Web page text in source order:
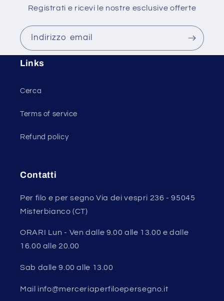
Registrati e ricevi le nostre esclusive offerte
Indirizzo email
Links
Cerca
Terms of service
Refund policy
Contatti
Per filo e per segno Via dei vespri 236 - 95045
Misterbianco (CT)
ORARI Lun - Ven dalle 9.00 alle 13.00 e dalle
16.00 alle 20.00
Sab dalle 9.00 alle 13.00
Mail info@merceriaperfiloepersegno.it